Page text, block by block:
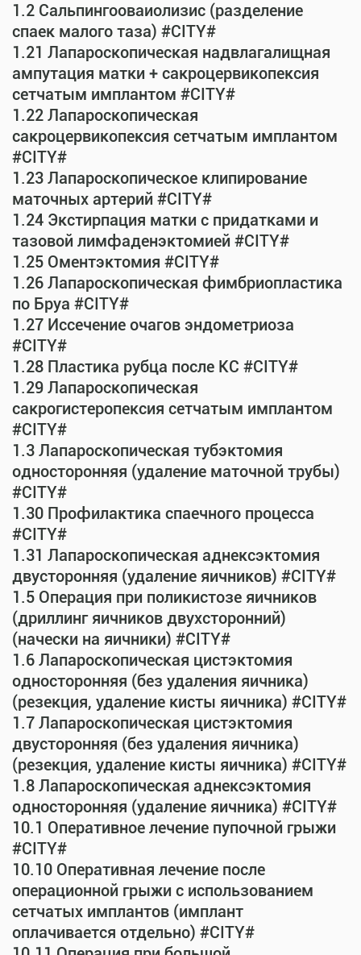
1.2 Сальпингооваиолизис (разделение
спаек малого таза) #CITY#
1.21 Лапароскопическая надвлагалищная
ампутация матки + сакроцервикопексия
сетчатым имплантом #CITY#
1.22 Лапароскопическая
сакроцервикопексия сетчатым имплантом
#CITY#
1.23 Лапароскопическое клипирование
маточных артерий #CITY#
1.24 Экстирпация матки с придатками и
тазовой лимфаденэктомией #CITY#
1.25 Оментэктомия #CITY#
1.26 Лапароскопическая фимбриопластика
по Бруа #CITY#
1.27 Иссечение очагов эндометриоза
#CITY#
1.28 Пластика рубца после КС #CITY#
1.29 Лапароскопическая
сакрогистеропексия сетчатым имплантом
#CITY#
1.3 Лапароскопическая тубэктомия
односторонняя (удаление маточной трубы)
#CITY#
1.30 Профилактика спаечного процесса
#CITY#
1.31 Лапароскопическая аднексэктомия
двусторонняя (удаление яичников) #CITY#
1.5 Операция при поликистозе яичников
(дриллинг яичников двухсторонний)
(начески на яичники) #CITY#
1.6 Лапароскопическая цистэктомия
односторонняя (без удаления яичника)
(резекция, удаление кисты яичника) #CITY#
1.7 Лапароскопическая цистэктомия
двусторонняя (без удаления яичника)
(резекция, удаление кисты яичника) #CITY#
1.8 Лапароскопическая аднексэктомия
односторонняя (удаление яичника) #CITY#
10.1 Оперативное лечение пупочной грыжи
#CITY#
10.10 Оперативная лечение после
операционной грыжи с использованием
сетчатых имплантов (имплант
оплачивается отдельно) #CITY#